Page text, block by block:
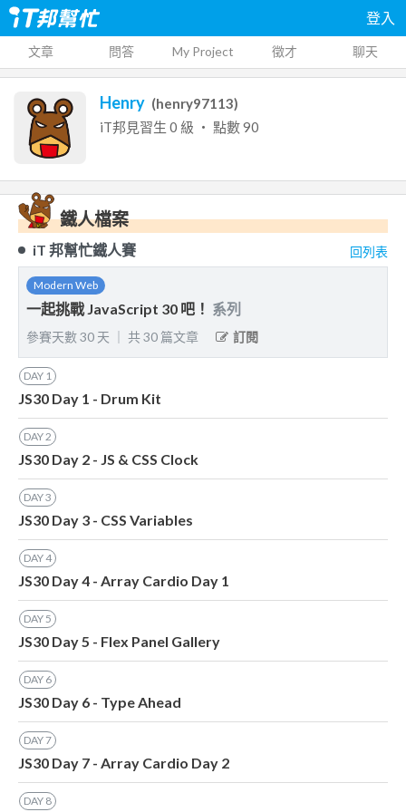
登入
文章 問答 My Project 徵才 聊天
Henry (henry97113)
iT邦見習生 0 級 ‧ 點數90
鐵人檔案
iT 邦幫忙鐵人賽 回列表
Modern Web
一起挑戰 JavaScript 30 吧！ 系列
參賽天數30 天 共30 篇文章 訂閱
DAY 1
JS30 Day 1 - Drum Kit
DAY2
JS30 Day 2 - JS & CSS Clock
DAY3
JS30 Day 3 - CSS Variables
DAY4
JS30 Day 4 - Array Cardio Day 1
DAY5
JS30 Day 5 - Flex Panel Gallery
DAY 6
JS30 Day 6 - Type Ahead
DAY7
JS30 Day 7 - Array Cardio Day 2
DAY 8